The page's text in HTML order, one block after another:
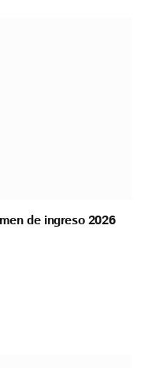
de ingreso 2026